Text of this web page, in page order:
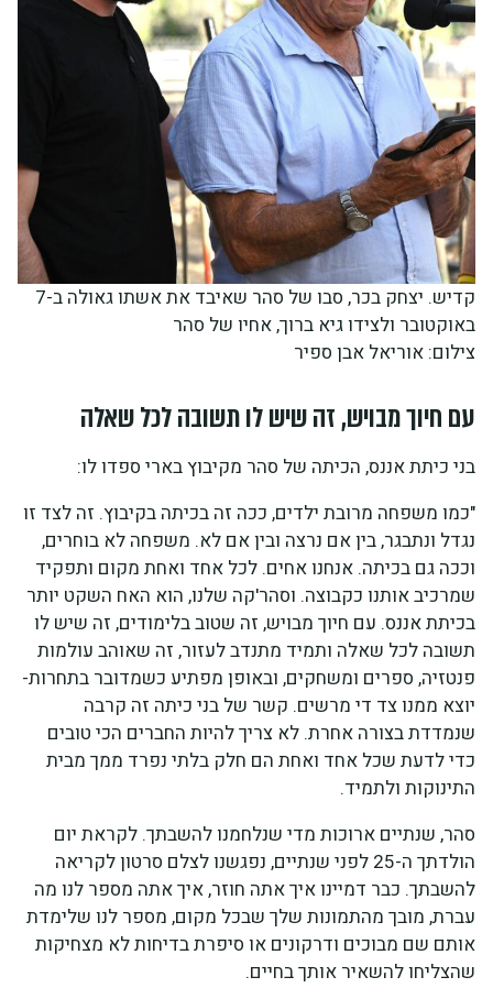
קדיש. יצחק בכר, סבו של סהר שאיבד את אשתו גאולה ב-7
באוקטובר ולצידו גיא ברוך, אחיו של סהר
צילום: אוריאל אבן ספיר
עם חיוך מבויש, זה שיש לו תשובה לכל שאלה
בני כיתת אננס, הכיתה של סהר מקיבוץ בארי ספדו לו:
"כמו משפחה מרובת ילדים, ככה זה בכיתה בקיבוץ. זה לצד זו
נגדל ונתבגר, בין אם נרצה ובין אם לא. משפחה לא בוחרים,
וככה גם בכיתה. אנחנו אחים. לכל אחד ואחת מקום ותפקיד
שמרכיב אותנו כקבוצה. וסהר'קה שלנו, הוא האח השקט יותר
בכיתת אננס. עם חיוך מבויש, זה שטוב בלימודים, זה שיש לו
תשובה לכל שאלה ותמיד מתנדב לעזור, זה שאוהב עולמות
פנטזיה, ספרים ומשחקים, ובאופן מפתיע כשמדובר בתחרות-
יוצא ממנו צד די מרשים. קשר של בני כיתה זה קרבה
שנמדדת בצורה אחרת. לא צריך להיות החברים הכי טובים
כדי לדעת שכל אחד ואחת הם חלק בלתי נפרד ממך מבית
התינוקות ולתמיד.
סהר, שנתיים ארוכות מדי שנלחמנו להשבתך. לקראת יום
הולדתך ה-25 לפני שנתיים, נפגשנו לצלם סרטון לקריאה
להשבתך. כבר דמיינו איך אתה חוזר, איך אתה מספר לנו מה
עברת, מובך מהתמונות שלך שבכל מקום, מספר לנו שלימדת
אותם שם מבוכים ודרקונים או סיפרת בדיחות לא מצחיקות
שהצליחו להשאיר אותך בחיים.